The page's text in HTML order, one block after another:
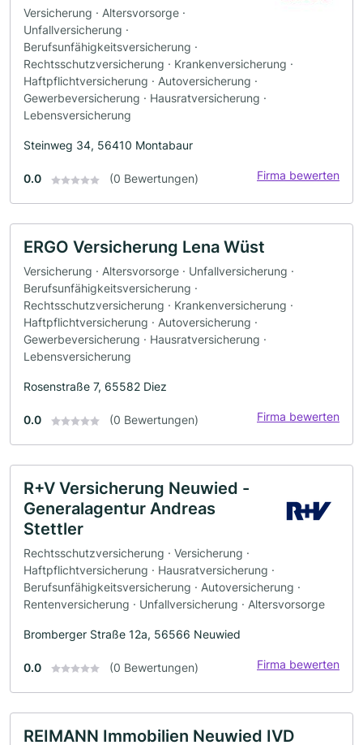
Versicherung · Altersvorsorge ·
Unfallversicherung ·
Berufsunfähigkeitsversicherung ·
Rechtsschutzversicherung · Krankenversicherung ·
Haftpflichtversicherung · Autoversicherung ·
Gewerbeversicherung · Hausratversicherung ·
Lebensversicherung
Steinweg 34, 56410 Montabaur
0.0 (0 Bewertungen) Firma bewerten
ERGO Versicherung Lena Wüst
Versicherung · Altersvorsorge · Unfallversicherung ·
Berufsunfähigkeitsversicherung ·
Rechtsschutzversicherung · Krankenversicherung ·
Haftpflichtversicherung · Autoversicherung ·
Gewerbeversicherung · Hausratversicherung ·
Lebensversicherung
Rosenstraße 7, 65582 Diez
0.0 (0 Bewertungen) Firma bewerten
R+V Versicherung Neuwied -
Generalagentur Andreas
Stettler
Rechtsschutzversicherung · Versicherung ·
Haftpflichtversicherung · Hausratversicherung ·
Berufsunfähigkeitsversicherung · Autoversicherung ·
Rentenversicherung · Unfallversicherung · Altersvorsorge
Bromberger Straße 12a, 56566 Neuwied
0.0 (0 Bewertungen) Firma bewerten
REIMANN Immobilien Neuwied IVD